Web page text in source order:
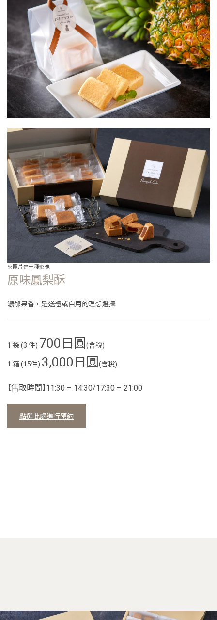
※照片是一種影像
原味鳳梨酥
濃郁果香，是送禮或自用的理想選擇
1 袋 (3 件) 700日圓(含稅)
1 箱 (15件) 3,000日圓(含稅)
【售取時間】11:30 – 14:30/17:30 – 21:00
點選此處進行預約